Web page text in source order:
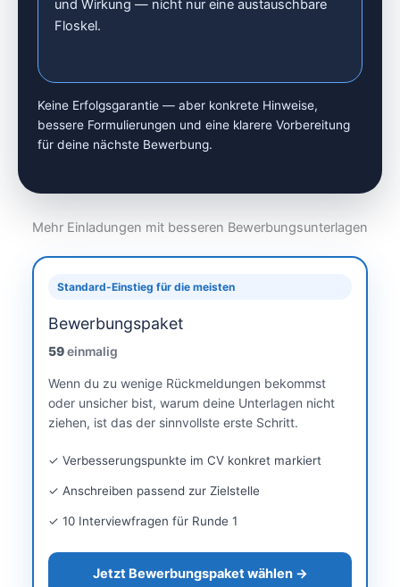
und Wirkung — nicht nur eine austauschbare
Floskel.
Keine Erfolgsgarantie — aber konkrete Hinweise,
bessere Formulierungen und eine klarere Vorbereitung
für deine nächste Bewerbung.
Mehr Einladungen mit besseren Bewerbungsunterlagen
Standard-Einstieg für die meisten
Bewerbungspaket
59einmalig
Wenn du zu wenige Rückmeldungen bekommst
oder unsicher bist, warum deine Unterlagen nicht
ziehen, ist das der sinnvollste erste Schritt.
✓ Verbesserungspunkte im CV konkret markiert
✓ Anschreiben passend zur Zielstelle
✓ 10 Interviewfragen für Runde 1
Jetzt Bewerbungspaket wählen →